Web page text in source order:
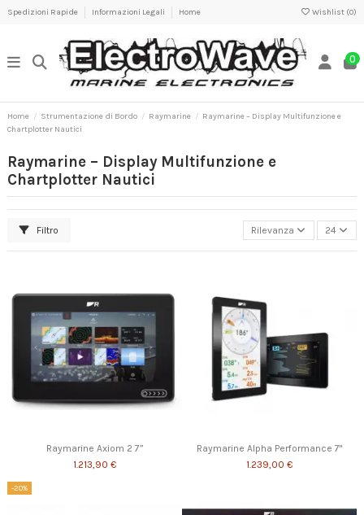
Spedizioni Rapide Informazioni Legali Home Wishlist (0)
0
Home Strumentazione di Bordo Raymarine
Raymarine – Display Multifunzione e
Chartplotter Nautici
Raymarine – Display Multifunzione e
Chartplotter Nautici
Filtro Rilevanza 24
Raymarine Axiom 2 7”
1.213,90 €
Raymarine Alpha Performance 7"
1.239,00 €
-20%